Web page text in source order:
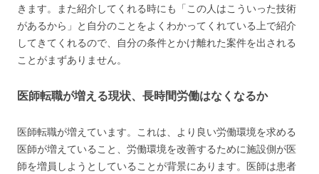
きます。また紹介してくれる時にも「この人はこういった技術
があるから」と自分のことをよくわかってくれている上で紹介
してきてくれるので、自分の条件とかけ離れた案件を出される
ことがまずありません。
医師転職が増える現状、長時間労働はなくなるか
医師転職が増えています。これは、より良い労働環境を求める
医師が増えていること、労働環境を改善するために施設側が医
師を増員しようとしていることが背景にあります。医師は患者